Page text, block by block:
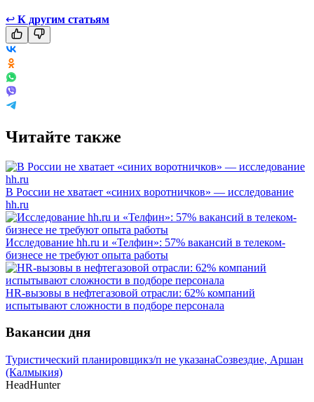
↩ К другим статьям
Читайте также
В России не хватает «синих воротничков» — исследование
hh.ru
Исследование hh.ru и «Телфин»: 57% вакансий в телеком-
бизнесе не требуют опыта работы
HR-вызовы в нефтегазовой отрасли: 62% компаний
испытывают сложности в подборе персонала
Вакансии дня
Туристический планировщикз/п не указанаСозвездие, Аршан
(Калмыкия)
HeadHunter